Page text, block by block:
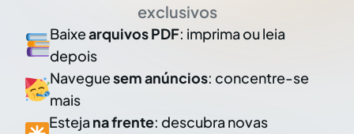
exclusivos
Baixearquivos PDF: imprima ou leia
depois
Naveguesem anúncios: concentre-se
mais
Esteja na frente: descubra novas